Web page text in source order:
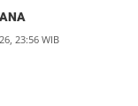
23:56 WIB